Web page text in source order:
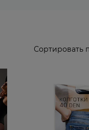
Сортировать